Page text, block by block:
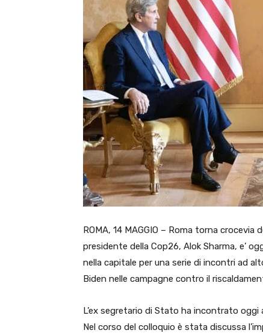
ROMA, 14 MAGGIO – Roma torna
presidente della Cop26, Alok Sharma, e’
nella capitale per una serie di incontri ad
Biden nelle campagne contro il
L’ex segretario di Stato ha incontrato oggi
Nel corso del colloquio è stata discussa